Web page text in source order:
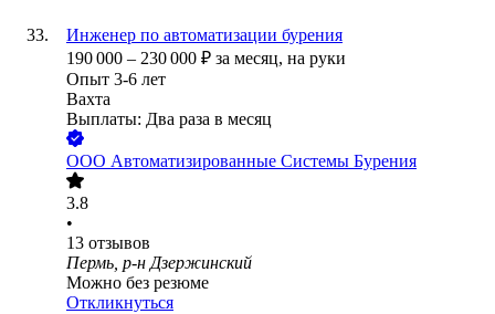
Инженер по автоматизации бурения
190 000 – 230 000 ₽ за месяц, на руки
Опыт 3-6 лет
Вахта
Выплаты: Два раза в месяц
ООО Автоматизированные Системы Бурения
3.8
•
13 отзывов
Пермь, р-н Дзержинский
Можно без резюме
Откликнуться